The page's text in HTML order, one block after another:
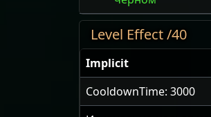
Level Effect /40
Implicit
CooldownTime: 3000